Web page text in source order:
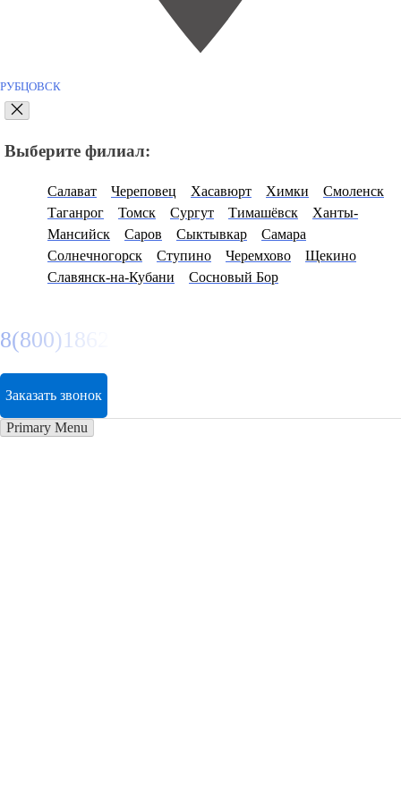
РУБЦОВСК
Выберите филиал:
Салават Череповец Хасавюрт Химки
Смоленск
Таганрог
Томск Сургут Тимашёвск
Ханты-
Мансийск
Саров Сыктывкар
Самара
Солнечногорск
Ступино Черемхово
Щекино
Славянск-на-Кубани
Сосновый Бор
8(800)1862102
Заказать звонок
Primary Menu